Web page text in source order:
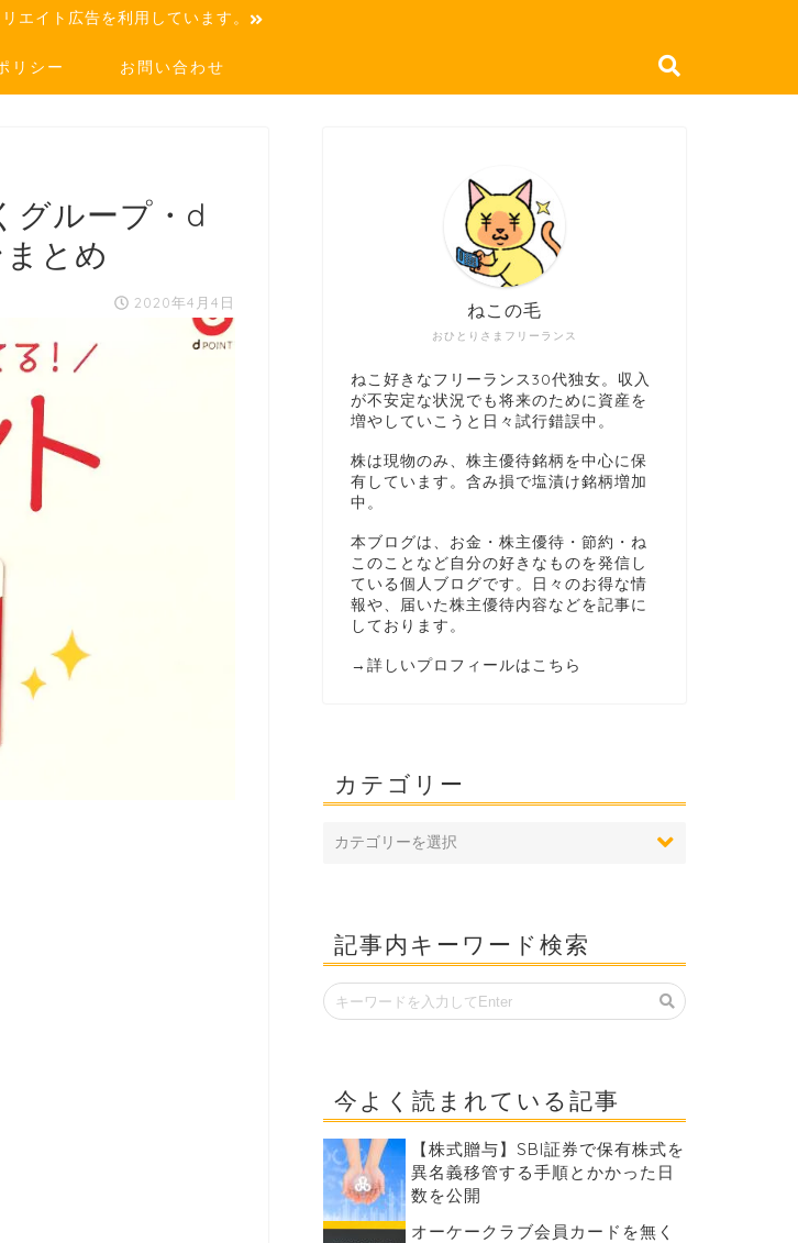
エイト広告を利用しています。
リシー お問い合わせ
グループ・d
とめ
2020年4月4日
おひとりさまフリーランス
ねこの毛
ねこ好きなフリーランス30代独女。収入
が不安定な状況でも将来のために資産を
増やしていこうと日々試行錯誤中。
株は現物のみ、株主優待銘柄を中心に保
有しています。含み損で塩漬け銘柄増加
中。
本ブログは、お金・株主優待・節約・ね
このことなど自分の好きなものを発信し
ている個人ブログです。日々のお得な情
報や、届いた株主優待内容などを記事に
しております。
→ 詳しいプロフィールはこちら
カテゴリー
記事内キーワード検索
今よく読まれている記事
【株式贈与】SBI証券で保有株式を
異名義移管する手順とかかった日
数を公開
オーケークラブ会員カードを無く